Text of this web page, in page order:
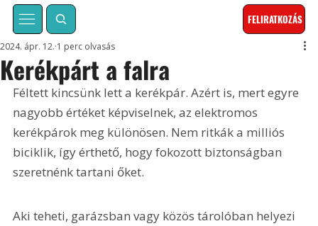
FELIRATKOZÁS
Kerékpárt a falra
2024. ápr. 12. 1 perc olvasás
Féltett kincsünk lett a kerékpár. Azért is, mert egyre
nagyobb értéket képviselnek, az elektromos
kerékpárok meg különösen. Nem ritkák a milliós
biciklik, így érthető, hogy fokozott biztonságban
szeretnénk tartani őket.
Aki teheti, garázsban vagy közös tárolóban helyezi